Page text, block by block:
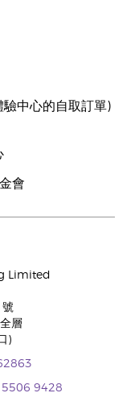
中心的自取訂單)
會
Limited
號
層
)
5506 9428